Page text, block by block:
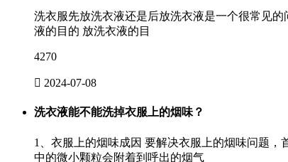
洗衣服先放洗衣液还是后放洗衣液是一个很常见
液的目的 放洗衣液的目
4270
 2024-07-08
洗衣液能不能洗掉衣服上的烟味？
1、衣服上的烟味成因 要解决衣服上的烟味问题
中的微小颗粒会附着到呼出的烟气